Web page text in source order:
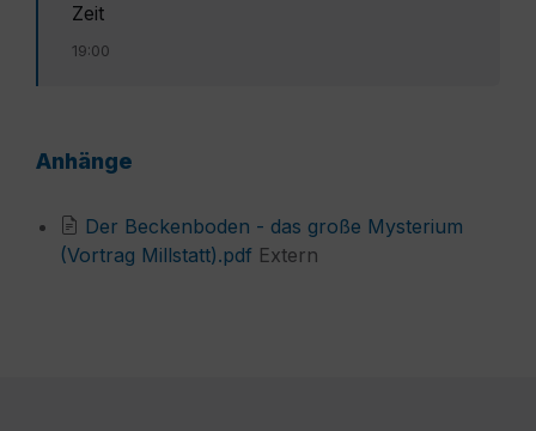
Zeit
19:00
Anhänge
Der Beckenboden - das große Mysterium
(Vortrag Millstatt).pdf File
Extern